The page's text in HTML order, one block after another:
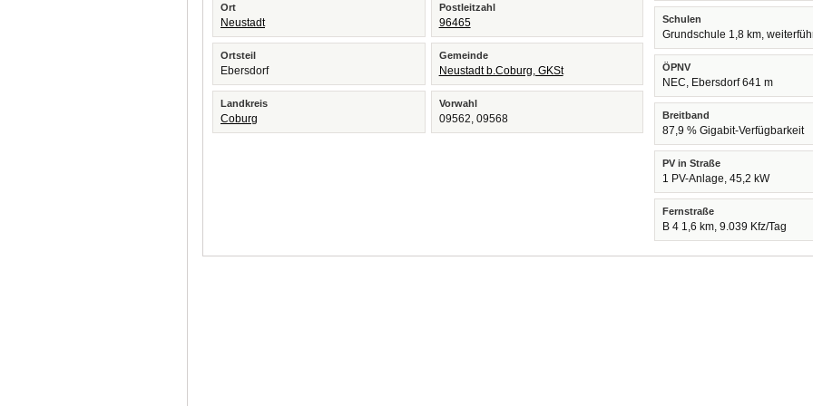
Ort
Neustadt
Postleitzahl
96465
Ortsteil
Ebersdorf
Gemeinde
Neustadt b.Coburg, GKSt
Landkreis
Coburg
Vorwahl
09562, 09568
Schulen
Grundschule 1,8 km,
ÖPNV
NEC, Ebersdorf 641 m
Breitband
87,9 % Gigabit-Verfügbarkeit
PV in Straße
1 PV-Anlage, 45,2 kW
Fernstraße
B 4 1,6 km, 9.039 Kfz/Tag